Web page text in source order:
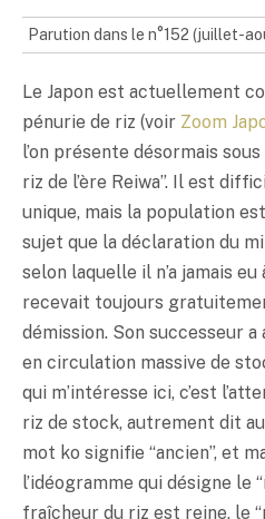
Parution dans le n°152 (juillet-
Le Japon est actuellement
pénurie de riz (voir Zoom
l’on présente désormais
riz de l’ère Reiwa”. Il est
unique, mais la population
sujet que la déclaration du
selon laquelle il n’a jamais
recevait toujours
démission. Son successeur
en circulation massive de
qui m’intéresse ici, c’est
riz de stock, autrement dit
mot ko signifie “ancien”, et
l’idéogramme qui désigne le
fraîcheur du riz est reine, le